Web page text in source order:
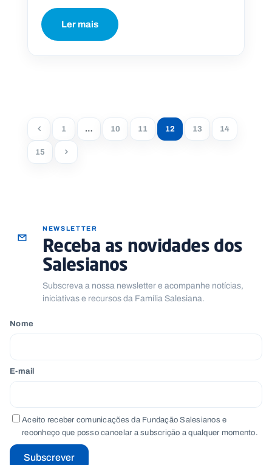
Ler mais
1 … 10 11 12 13
14
15
NEWSLETTER
Receba as novidades dos
Salesianos
Subscreva a nossa newsletter e acompanhe notícias,
iniciativas e recursos da Família Salesiana.
Nome
E-mail
Aceito receber comunicações da Fundação Salesianos e
reconheço que posso cancelar a subscrição a qualquer momento.
Subscrever